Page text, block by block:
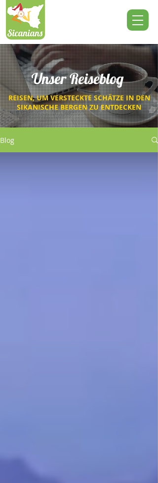
Unser Reiseblog
REISEN, UM VERSTECKTE SCHÄTZE IN DEN
SIKANISCHE BERGEN ZU ENTDECKEN
Blog